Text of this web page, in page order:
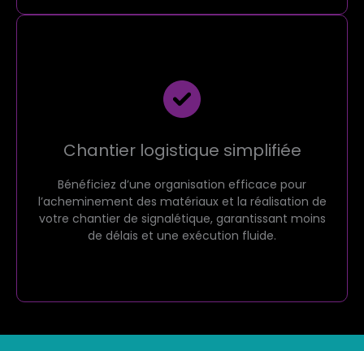
Chantier logistique simplifiée
Bénéficiez d’une organisation efficace pour
l’acheminement des matériaux et la réalisation de
votre chantier de signalétique, garantissant moins
de délais et une exécution fluide.